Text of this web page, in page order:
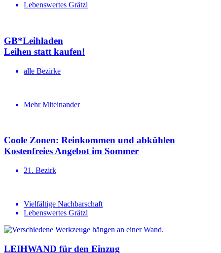
Lebenswertes Grätzl
GB*Leihladen
Leihen statt kaufen!
alle Bezirke
Mehr Miteinander
Coole Zonen: Reinkommen und abkühlen
Kosten­freies Angebot im Sommer
21. Bezirk
Vielfältige Nachbarschaft
Lebenswertes Grätzl
LEIHWAND für den Einzug